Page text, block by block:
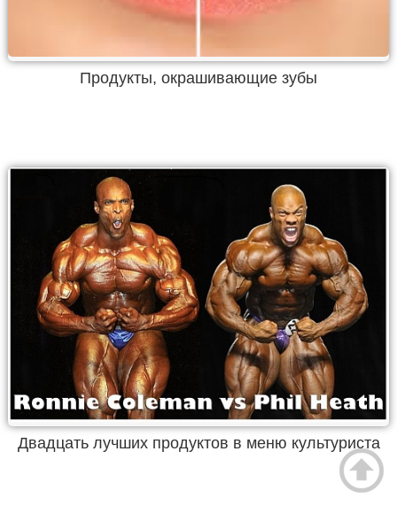
Продукты, окрашивающие зубы
Двадцать лучших продуктов в меню культуриста